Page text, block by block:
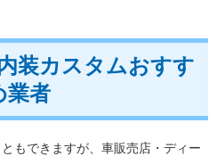
装カスタムおすす
業者
もできますが、車販売店・ディー